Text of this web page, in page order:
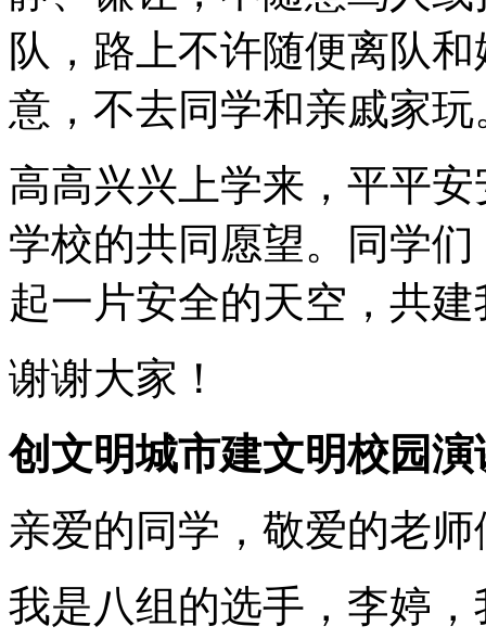
队，路上不许随便离队
意，不去同学和亲戚家玩
高高兴兴上学来，平平
学校的共同愿望。同学
起一片安全的天空，共
谢谢大家！
创文明城市建文明校园演
亲爱的同学，敬爱的老
我是八组的选手，李婷